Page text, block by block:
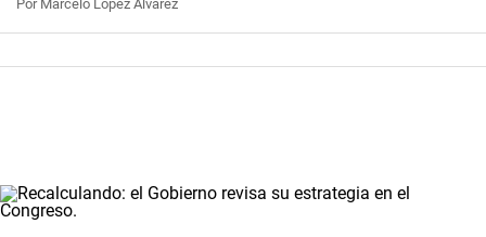
Por Marcelo López Álvarez